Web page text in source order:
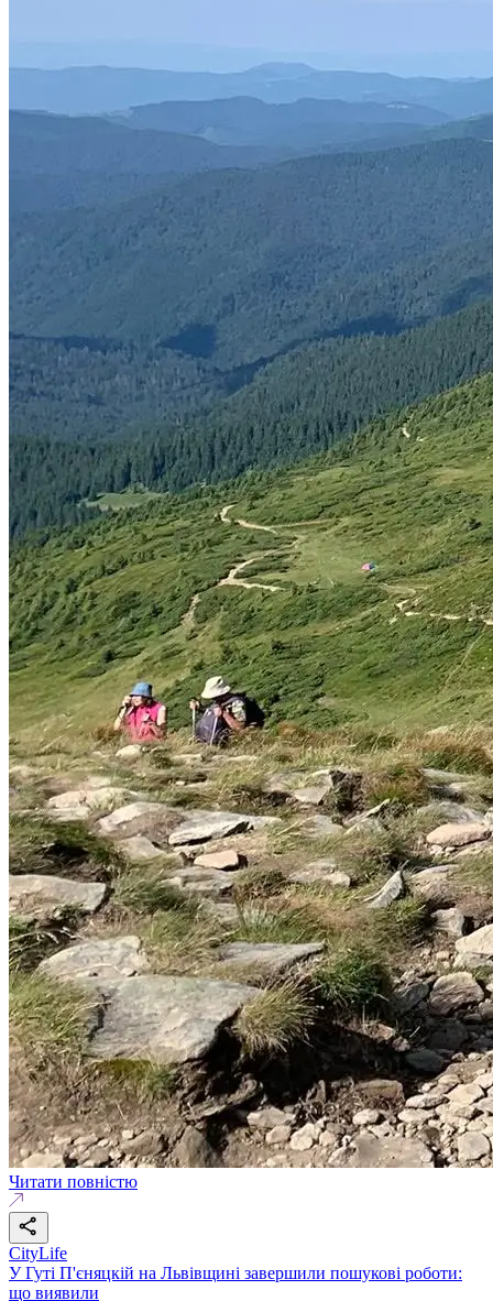
Читати повністю
CityLife
У Гуті П'єняцкій на Львівщині завершили пошукові роботи:
що виявили